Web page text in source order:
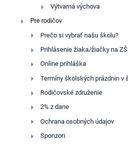
Výtvarná výchova
Pre rodičov
Prečo si vybrať našu školu?
Prihlásenie žiaka/žiačky na ZŠ
Online prihláška
Termíny školských prázdnin v
Rodičovské združenie
2% z dane
Ochrana osobných údajov
Sponzori